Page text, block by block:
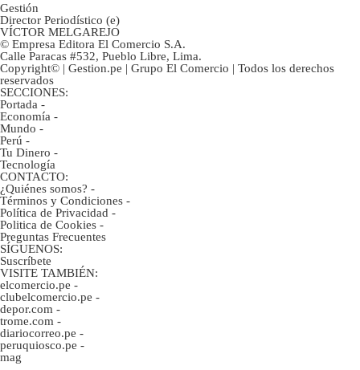
Gestión
Director Periodístico (e)
VÍCTOR MELGAREJO
© Empresa Editora El Comercio S.A.
Calle Paracas #532, Pueblo Libre, Lima.
Copyright© | Gestion.pe | Grupo El Comercio | Todos los derechos
reservados
SECCIONES:
Portada -
Economía -
Mundo -
Perú -
Tu Dinero -
Tecnología
CONTACTO:
¿Quiénes somos? -
Términos y Condiciones -
Política de Privacidad -
Politica de Cookies -
Preguntas Frecuentes
SÍGUENOS:
Suscríbete
VISITE TAMBIÉN:
elcomercio.pe -
clubelcomercio.pe -
depor.com -
trome.com -
diariocorreo.pe -
peruquiosco.pe -
mag